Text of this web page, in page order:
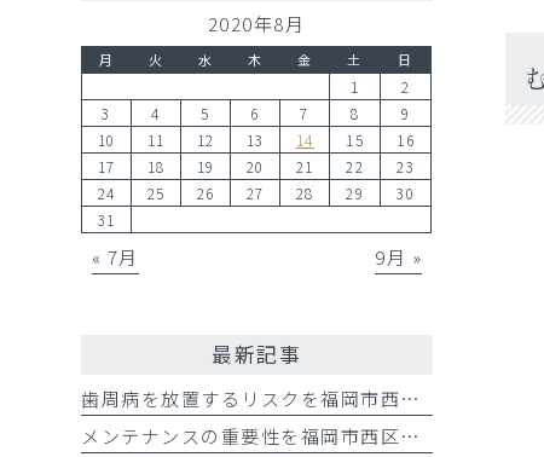
2020年8月
月 火 水 木 金 土 日
1
2
3
4 5 6 7 8
9
10
11 12 13 14 15
16
17
18 19 20 21 22
23
24
25 26 27 28 29
30
31
« 7月 9月 »
最新記事
歯周病を放置するリスクを福岡市西区の歯科が解説
メンテナンスの重要性を福岡市西区の歯科が解説